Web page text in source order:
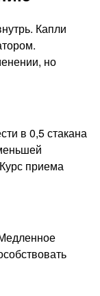
Капли
но
в 0,5 стакана
приема